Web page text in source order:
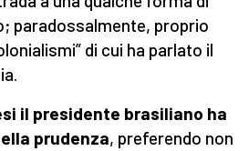
paradossalmente, proprio
di cui ha parlato il
il presidente brasiliano ha
prudenza, preferendo non